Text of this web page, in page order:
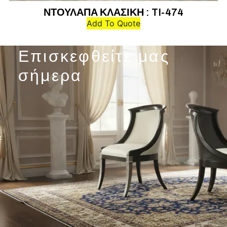
ΝΤΟΥΛΑΠΑ ΚΛΑΣΙΚΗ : TI-474
Add To Quote
Επισκεφθείτε μας
σήμερα